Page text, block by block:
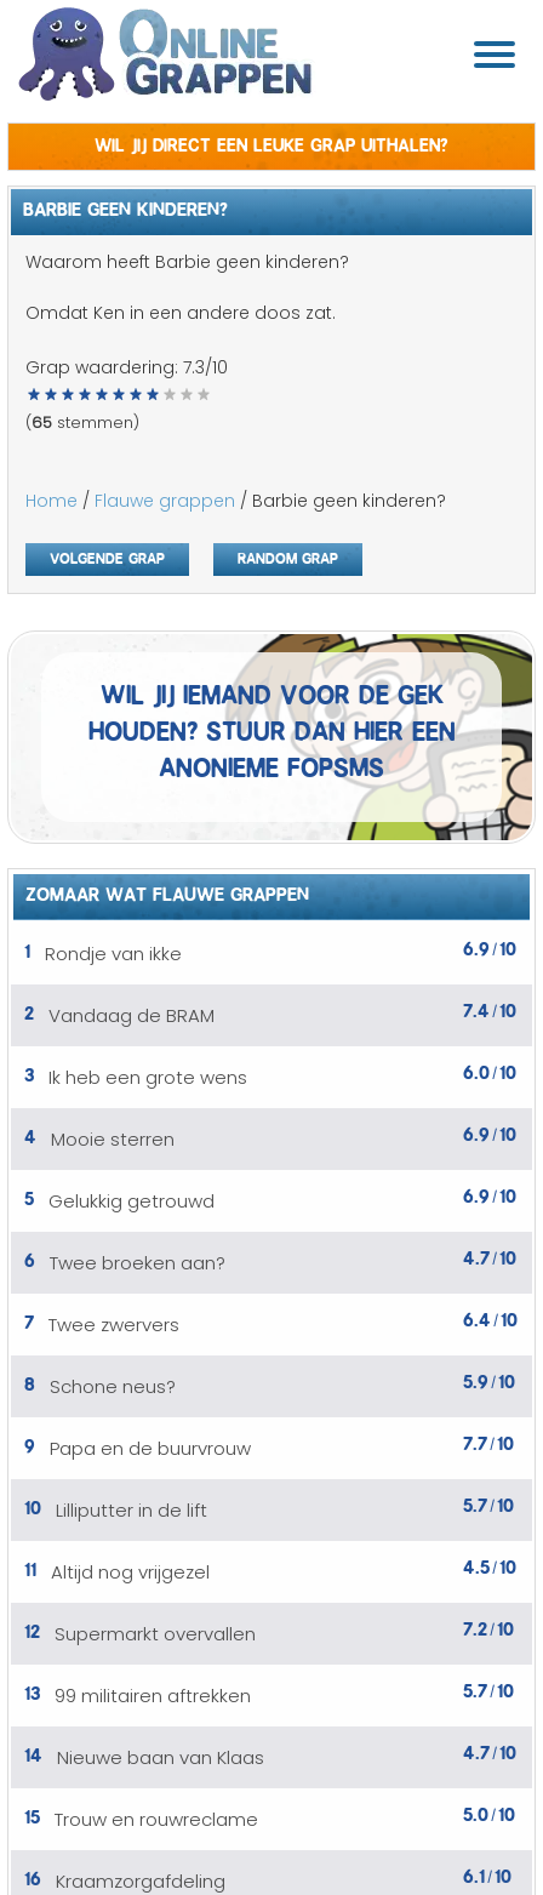
Wil jij direct een leuke grap uithalen?
BARBIE GEEN KINDEREN?
Waarom heeft Barbie geen kinderen?
Omdat Ken in een andere doos zat.
Grap waardering: 7.3/10
(65 stemmen)
Home / Flauwe grappen / Barbie geen kinderen?
Volgende grap Random grap
Wil jij iemand voor de gek
houden? Stuur dan hier een
anonieme fopSMS
ZOMAAR WAT FLAUWE GRAPPEN
1
Rondje van ikke 6.9 /10
2 Vandaag de BRAM 7.4 /10
3 Ik heb een grote wens 6.0/10
4 Mooie sterren 6.9 /10
5 Gelukkig getrouwd 6.9 /10
6 Twee broeken aan? 4.7/10
7 Twee zwervers 6.4 /10
8 Schone neus? 5.9 /10
9 Papa en de buurvrouw 7.7/10
10 Lilliputter in de lift 5.7/10
11 Altijd nog vrijgezel 4.5/10
12 Supermarkt overvallen 7.2/10
13 99 militairen aftrekken 5.7/10
14 Nieuwe baan van Klaas 4.7/10
15 Trouw en rouwreclame 5.0/10
16 Kraamzorgafdeling 6.1/10